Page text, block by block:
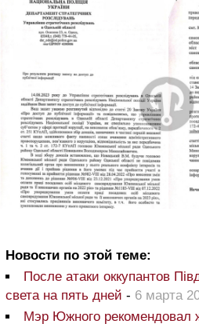
Новости по этой теме:
После атаки оккупантов
света на пять дней - 6 марта
Мэр Южного рекомендовал